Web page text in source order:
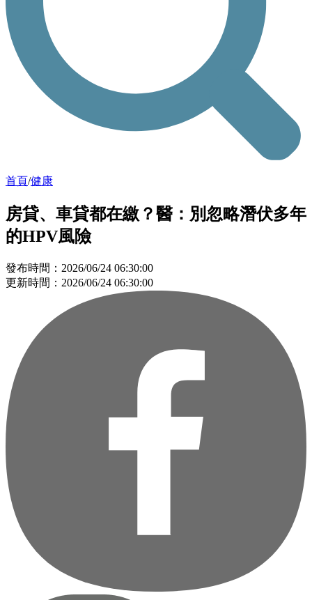
首頁/健康
房貸、車貸都在繳？醫：別忽略潛伏多年
的HPV風險
發布時間：2026/06/24 06:30:00
更新時間：2026/06/24 06:30:00